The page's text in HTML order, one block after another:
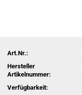
Art.Nr.:
Hersteller
Artikelnummer:
Verfügbarkeit: